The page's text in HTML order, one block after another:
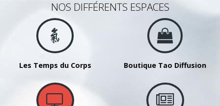
NOS DIFFÉRENTS ESPACES
Les Temps du Corps Boutique Tao Diffusion